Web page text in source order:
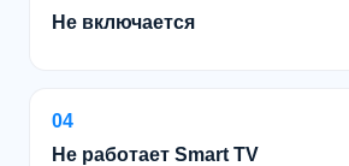
Не включается
04
Не работает Smart TV